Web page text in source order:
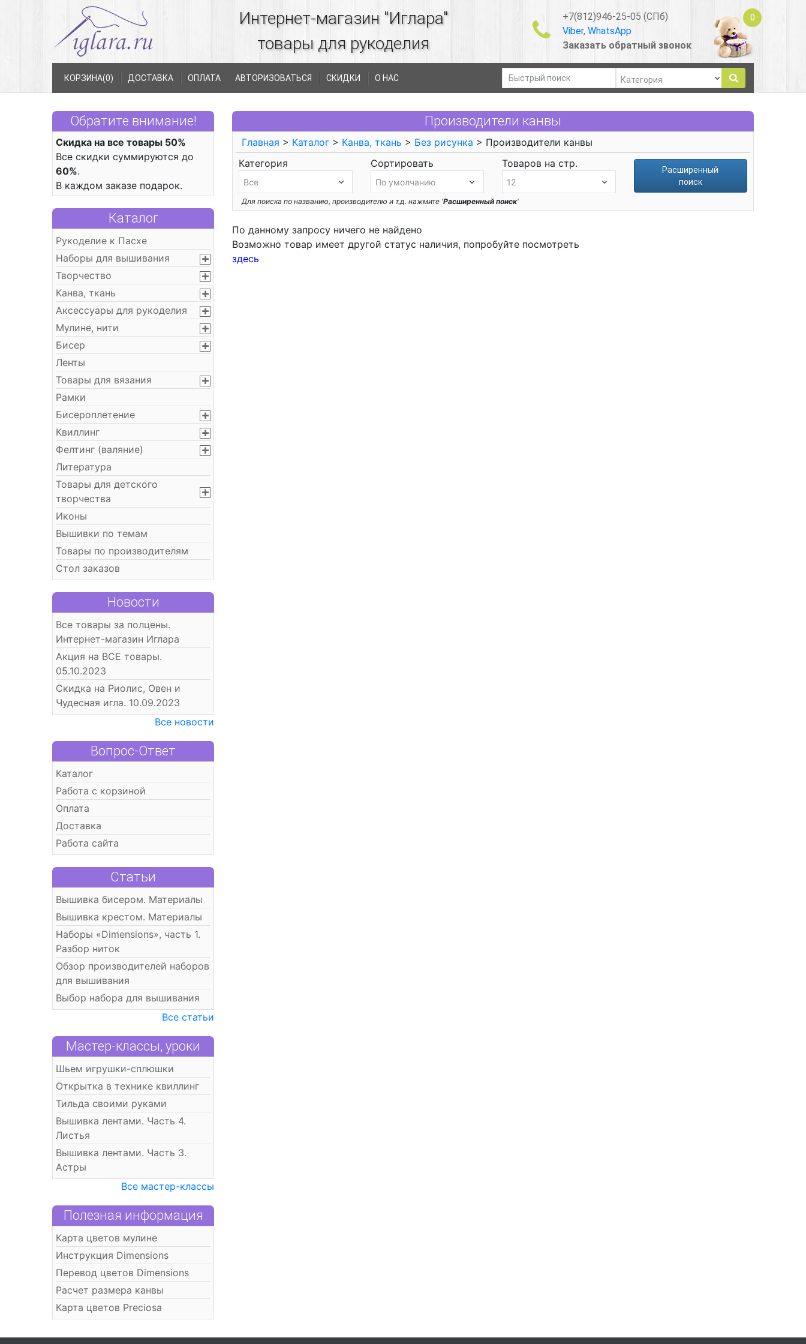
Интернет-магазин "Иглара"
товары для рукоделия
+7(812)946-25-05 (СПб)
Viber, WhatsApp
Заказать обратный звонок
0
КОРЗИНА(0) ДОСТАВКА ОПЛАТА АВТОРИЗОВАТЬСЯ СКИДКИ О НАС
Обратите внимание!
Скидка на все товары 50%
Все скидки суммируются до
60%.
В каждом заказе подарок.
Каталог
Рукоделие к Пасхе
Наборы для вышивания
Творчество
Канва, ткань
Аксессуары для рукоделия
Мулине, нити
Бисер
Ленты
Товары для вязания
Рамки
Бисероплетение
Квиллинг
Фелтинг (валяние)
Литература
Товары для детского
творчества
Иконы
Вышивки по темам
Товары по производителям
Стол заказов
Новости
Все товары за полцены.
Интернет-магазин Иглара
Акция на ВСЕ товары.
05.10.2023
Скидка на Риолис, Овен и
Чудесная игла. 10.09.2023
Все новости
Вопрос-Ответ
Каталог
Работа с корзиной
Оплата
Доставка
Работа сайта
Статьи
Вышивка бисером. Материалы
Вышивка крестом. Материалы
Наборы «Dimensions», часть 1.
Разбор ниток
Обзор производителей наборов
для вышивания
Выбор набора для вышивания
Все статьи
Мастер-классы, уроки
Шьем игрушки-сплюшки
Открытка в технике квиллинг
Тильда своими руками
Вышивка лентами. Часть 4.
Листья
Вышивка лентами. Часть 3.
Астры
Все мастер-классы
Полезная информация
Карта цветов мулине
Инструкция Dimensions
Перевод цветов Dimensions
Расчет размера канвы
Карта цветов Preciosa
Производители канвы
Главная > Каталог > Канва, ткань > Без рисунка > Производители канвы
Категория
Сортировать Товаров на стр.
Расширенный
поиск
Для поиска по названию, производителю и т.д. нажмите 'Расширенный поиск'
По данному запросу ничего не найдено
Возможно товар имеет другой статус наличия, попробуйте посмотреть
здесь